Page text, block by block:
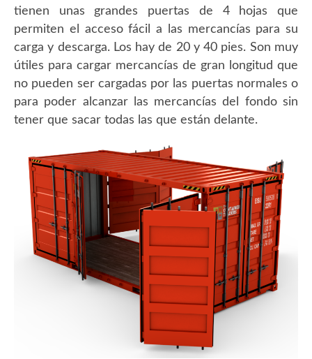
tienen unas grandes puertas de 4 hojas que
permiten el acceso fácil a las mercancías para su
carga y descarga. Los hay de 20 y 40 pies. Son muy
útiles para cargar mercancías de gran longitud que
no pueden ser cargadas por las puertas normales o
para poder alcanzar las mercancías del fondo sin
tener que sacar todas las que están delante.